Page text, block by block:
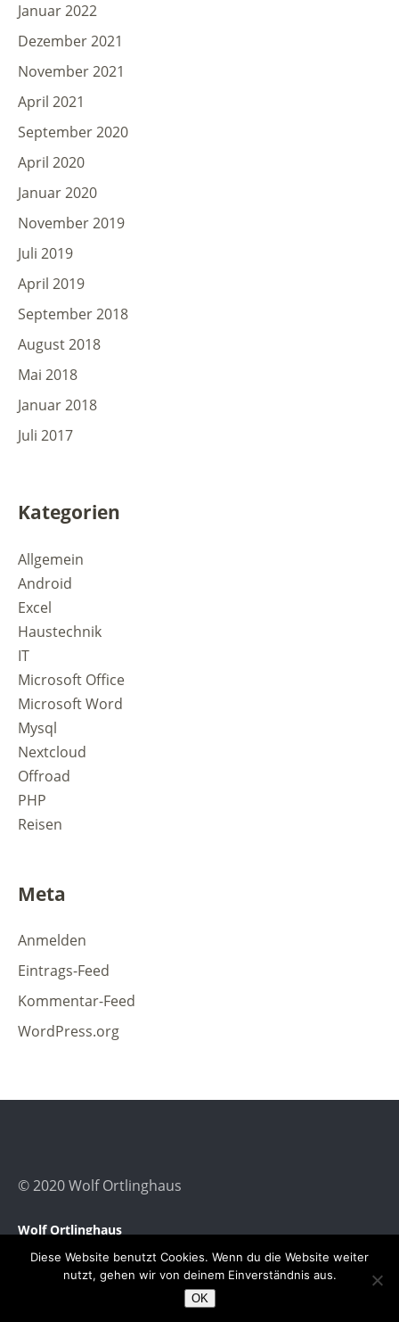
Januar 2022
Dezember 2021
November 2021
April 2021
September 2020
April 2020
Januar 2020
November 2019
Juli 2019
April 2019
September 2018
August 2018
Mai 2018
Januar 2018
Juli 2017
Kategorien
Allgemein
Android
Excel
Haustechnik
IT
Microsoft Office
Microsoft Word
Mysql
Nextcloud
Offroad
PHP
Reisen
Meta
Anmelden
Eintrags-Feed
Kommentar-Feed
WordPress.org
© 2020 Wolf Ortlinghaus
Wolf Ortlinghaus
Impressum
Datenschutzerklärung
Diese Website benutzt Cookies. Wenn du die Website weiter
nutzt, gehen wir von deinem Einverständnis aus.
OK